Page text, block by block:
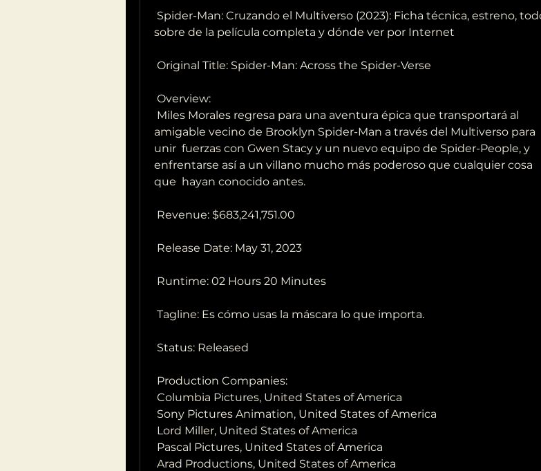
sobre de la película completa y dónde ver por Internet
Original Title: Spider-Man: Across the Spider-Verse
Overview:
amigable vecino de Brooklyn Spider-Man a través del Multiverso para
unir  fuerzas con Gwen Stacy y un nuevo equipo de Spider-People, y
enfrentarse así a un villano mucho más poderoso que cualquier cosa
que  hayan conocido antes.
Revenue: $683,241,751.00
Release Date: May 31, 2023
Runtime: 02 Hours 20 Minutes
Tagline: Es cómo usas la máscara lo que importa.
Status: Released
Production Companies:
Columbia Pictures, United States of America
Sony Pictures Animation, United States of America
Lord Miller, United States of America
Pascal Pictures, United States of America
Arad Productions, United States of America